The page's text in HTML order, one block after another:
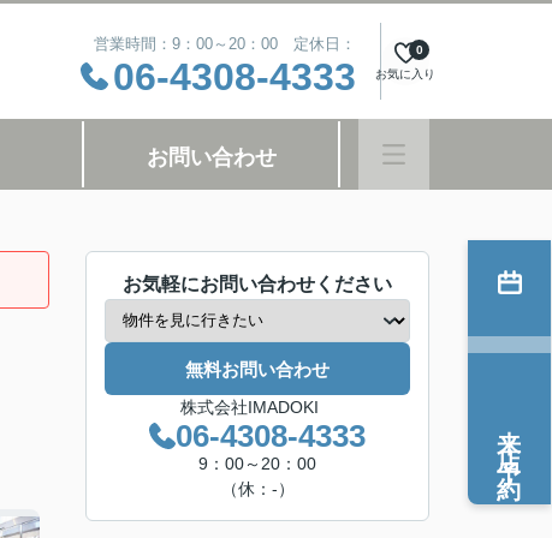
営業時間：9：00～20：00 定休日：
06-4308-4333 お気に入り
0
お問い合わせ
お気軽にお問い合わせください
無料お問い合わせ
株式会社IMADOKI
06-4308-4333
9：00～20：00
（休：-）
来店予約